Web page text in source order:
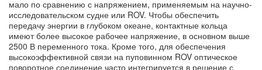
мало по сравнению с напряжением, применяемым на научно-
исследовательском судне или ROV. Чтобы обеспечить
передачу энергии в глубоком океане, контактные кольца
имеют более высокое рабочее напряжение, в основном выше
2500 В переменного тока. Кроме того, для обеспечения
высокоэффективной связи на пуповинном ROV оптическое
поворотное соединение часто интегрируется в решение с